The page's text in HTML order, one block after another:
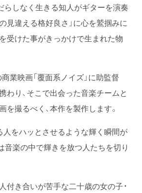
らしなく生きる知人がギターを演奏
見違える格好良さ」に心を鷲掴みに
受けた事がきっかけで生まれた物
業映画「覆面系ノイズ」に助監督
わり、そこで出会った音楽チームと
を撮るべく、本作を製作します。
人をハッとさせるような輝く瞬間が
音楽の中で輝きを放つ人たちを切り
付き合いが苦手な二十歳の女の子・